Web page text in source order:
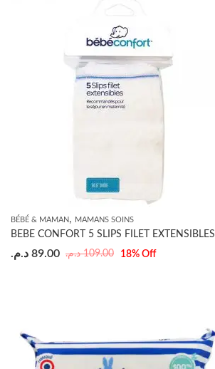
BÉBÉ & MAMAN, MAMANS SOINS
BEBE CONFORT 5 SLIPS FILET EXTENSIBLES
109.00 د.م. 89.00 د.م. 18% Off